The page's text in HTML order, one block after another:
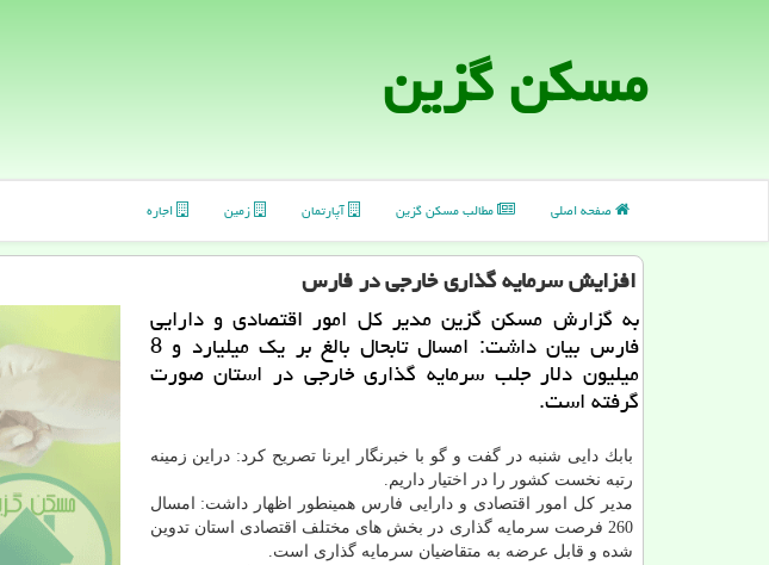
مسكن گزین
صفحه اصلی مطالب مسكن گزین آپارتمان زمین اجاره
افزایش سرمایه گذاری خارجی در فارس
به گزارش مسكن گزین مدیر كل امور اقتصادی و دارایی
فارس بیان داشت: امسال تابحال بالغ بر یك میلیارد و 8
میلیون دلار جلب سرمایه گذاری خارجی در استان صورت
گرفته است.
بابك دایی شنبه در گفت و گو با خبرنگار ایرنا تصریح كرد: دراین زمینه
رتبه نخست كشور را در اختیار داریم.
مدیر كل امور اقتصادی و دارایی فارس همینطور اظهار داشت: امسال
260 فرصت سرمایه گذاری در بخش های مختلف اقتصادی استان تدوین
شده و قابل عرضه به متقاضیان سرمایه گذاری است.